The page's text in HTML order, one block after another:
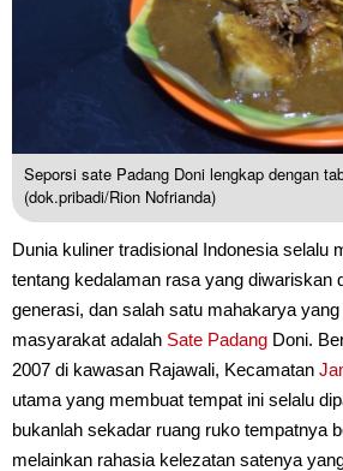
Seporsi sate Padang Doni lengkap dengan
(dok.pribadi/Rion Nofrianda)
Dunia kuliner tradisional Indonesia selalu
tentang kedalaman rasa yang diwariskan
generasi, dan salah satu mahakarya
masyarakat adalah Sate Padang Doni.
2007 di kawasan Rajawali, Kecamatan
utama yang membuat tempat ini selalu
bukanlah sekadar ruang ruko tempatnya
melainkan rahasia kelezatan satenya